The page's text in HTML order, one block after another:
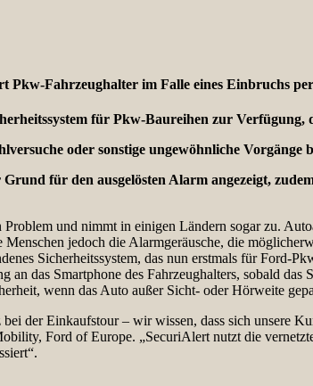
Pkw-Fahrzeughalter im Falle eines Einbruchs
für Pkw-Baureihen zur
oder sonstige ungewöhnliche
für den ausgelösten Alarm angezeigt,
und nimmt in einigen Ländern sogar zu.
jedoch die Alarmgeräusche, die
Sicherheitssystem, das nun erstmals für Ford-
das Smartphone des Fahrzeughalters, sobald
wenn das Auto außer Sicht- oder Hörweite
der Einkaufstour – wir wissen, dass sich unsere
Ford of Europe. „SecuriAlert nutzt die